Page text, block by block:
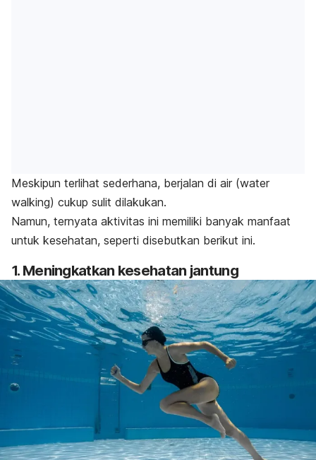
Meskipun terlihat sederhana, berjalan di air (water
walking) cukup sulit dilakukan.
Namun, ternyata aktivitas ini memiliki banyak manfaat
untuk kesehatan, seperti disebutkan berikut ini.
1. Meningkatkan kesehatan jantung